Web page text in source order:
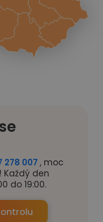
278 007 , moc
den
do 19:00.